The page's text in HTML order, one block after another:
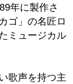
年に製作さ
ゴ」の名匠ロ
ミュージカル
歌声を持つ主